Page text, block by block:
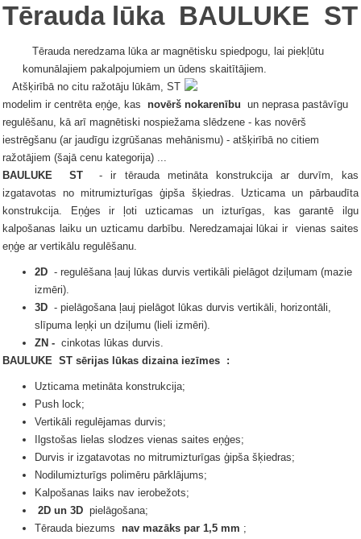
Tērauda lūka BAULUKE ST
Tērauda neredzama lūka ar magnētisku spiedpogu, lai piekļūtu
komunālajiem pakalpojumiem un ūdens skaitītājiem.
Atšķirībā no citu ražotāju lūkām, ST
modelim ir centrēta eņģe, kas novērš nokarenību un neprasa pastāvīgu
regulēšanu, kā arī magnētiski nospiežama slēdzene - kas novērš
iestrēgšanu (ar jaudīgu izgrūšanas mehānismu) - atšķirībā no citiem
ražotājiem (šajā cenu kategorija) ...
BAULUKE
ST- ir tērauda metināta konstrukcija ar durvīm, kas
izgatavotas no mitrumizturīgas ģipša šķiedras. Uzticama un pārbaudīta
konstrukcija.
Eņģes ir ļoti uzticamas un izturīgas, kas garantē ilgu
kalpošanas laiku un uzticamu darbību. Neredzamajai lūkaiirvienas saites
eņģe ar vertikālu regulēšanu.
2D - regulēšana ļauj lūkas durvis vertikāli pielāgot dziļumam (mazie
izmēri).
3D - pielāgošana ļauj pielāgot lūkas durvis vertikāli, horizontāli,
slīpuma leņķi un dziļumu (lieli izmēri).
ZN - cinkotas lūkas durvis.
BAULUKE ST sērijas lūkas dizaina iezīmes :
Uzticama metināta konstrukcija;
Push lock;
Vertikāli regulējamas durvis;
Ilgstošas ​​lielas slodzes vienas saites eņģes;
Durvis ir izgatavotas no mitrumizturīgas ģipša šķiedras;
Nodilumizturīgs polimēru pārklājums;
Kalpošanas laiks nav ierobežots;
2D un 3D pielāgošana;
Tērauda biezums nav mazāks par 1,5 mm ;